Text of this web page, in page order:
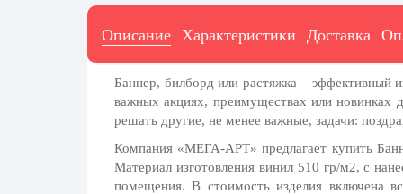
внутренних дел РФ
13 ноября, День Войск РХБЗ
Артиллерии
ноября)
5 декабря, День начала
контрнаступления советских войск
Описание Характеристики Доставка
Баннер, билборд или растяжка – эффективный
важных акциях, преимуществах или новинках
решать другие, не менее важные, задачи:
Компания «МЕГА-АРТ» предлагает купить
Материал изготовления винил 510 гр/м2, с
помещения. В стоимость изделия включена